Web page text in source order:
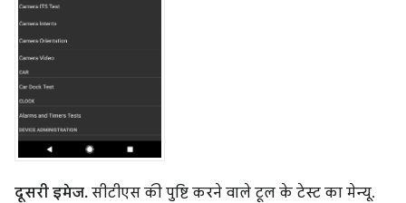
दूसरी इमेज. सीटीएस की पुष्टि करने वाले टूल के टेस्ट का मेन्यू.